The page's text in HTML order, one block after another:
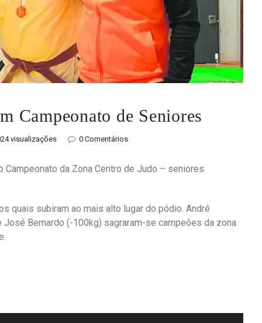
Campeonato de Seniores
visualizações 0 Comentários
Campeonato da Zona Centro de Judo – seniores
quais subiram ao mais alto lugar do pódio. André
Bernardo (-100kg) sagraram-se campeões da zona